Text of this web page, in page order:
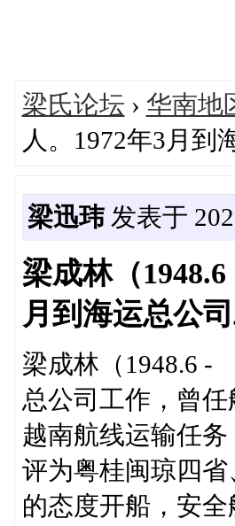
梁氏论坛 › 华南地
人。1972年3月到
梁迅玮发表于
梁成林（
月到海运总公
梁成林（1948.6 -
总公司工作，曾
越南航线运输任
评为粤桂闽琼四
的态度开船，安